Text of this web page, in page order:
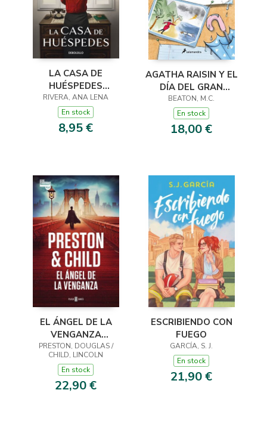
LA CASA DE
HUÉSPEDES
(EDICIÓN LIMITADA ·
VERANO)
RIVERA, ANA LENA
En stock
8,95 €
AGATHA RAISIN Y EL
DÍA DEL GRAN
DILUVIO (AGATHA
RAISIN 12)
BEATON, M.C.
En stock
18,00 €
EL ÁNGEL DE LA
VENGANZA
(INSPECTOR
PENDERGAST 22)
PRESTON, DOUGLAS /
CHILD, LINCOLN
En stock
22,90 €
ESCRIBIENDO CON
FUEGO
GARCÍA, S. J.
En stock
21,90 €